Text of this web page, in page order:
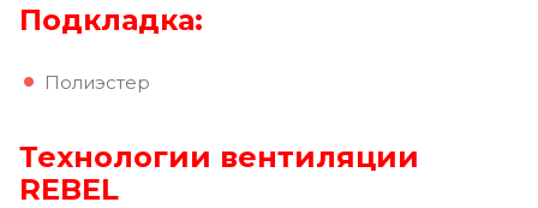
Подкладка:
Полиэстер
Технологии вентиляции
REBEL